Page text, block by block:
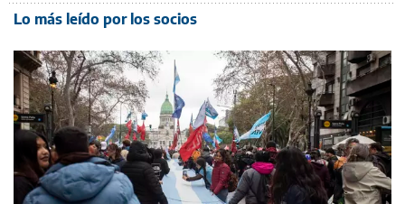
Lo más leído por los socios